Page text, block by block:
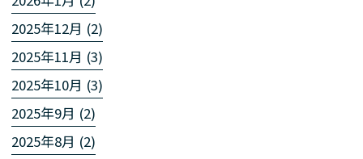
2025年12月 (2)
2025年11月 (3)
2025年10月 (3)
2025年9月 (2)
2025年8月 (2)